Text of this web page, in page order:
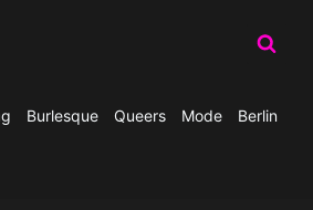
Burlesque Queers Mode Berlin